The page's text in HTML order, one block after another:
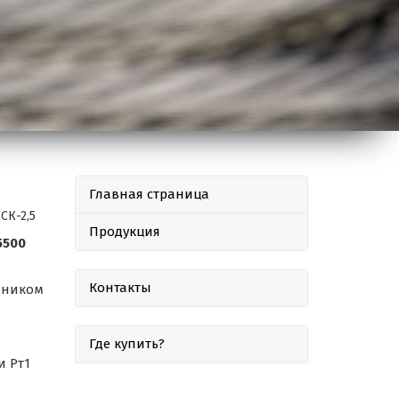
2,5
Рт1
Главная страница
Продукция
Контакты
Где купить?